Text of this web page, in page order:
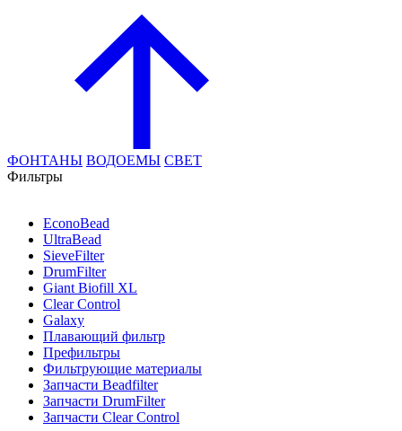
ФОНТАНЫ ВОДОЕМЫ СВЕТ
Фильтры
EconoBead
UltraBead
SieveFilter
DrumFilter
Giant Biofill XL
Clear Control
Galaxy
Плавающий фильтр
Префильтры
Фильтрующие материалы
Запчасти Beadfilter
Запчасти DrumFilter
Запчасти Clear Control